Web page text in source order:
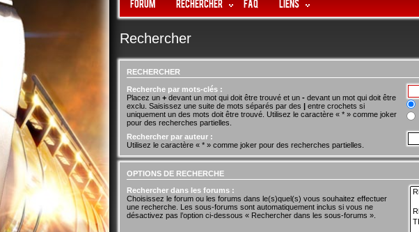
Forum Rechercher FAQ LIENS
Rechercher
RECHERCHER
Recherche par mots-clés :
Placez un + devant un mot qui doit être trouvé et un - devant un mot qui doit être
exclu. Saisissez une suite de mots séparés par des | entre crochets si
uniquement un des mots doit être trouvé. Utilisez le caractère « * » comme joker
pour des recherches partielles.
Rechercher par auteur :
Utilisez le caractère « * » comme joker pour des recherches partielles.
OPTIONS DE RECHERCHE
Rechercher dans les forums :
Choisissez le forum ou les forums dans le(s)quel(s) vous souhaitez effectuer
une recherche. Les sous-forums sont automatiquement inclus si vous ne
désactivez pas l’option ci-dessous « Rechercher dans les sous-forums ».